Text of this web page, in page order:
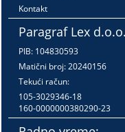
Kontakt
Paragraf Lex d.o.o.
PIB: 104830593
Matični broj: 20240156
Tekući račun:
105-3029346-18
160-0000000380290-23